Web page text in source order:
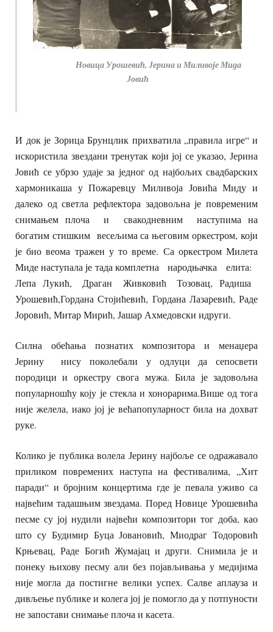
Новица Урошевић, Јерина и Миливоје Мида
Јовић
И док је Зорица Брунцлик прихватила „правила игре“ и
искористила звездани тренутак који јој се указао, Јерина
Јовић се убрзо удаје за једног од најбољих свадбарских
хармоникаша у Пожаревцу Миливоја Јовића Миду и
далеко од светла рефлектора задовољна је повременим
снимањем плоча и свакодневним наступима на
богатим стишким весељима са његовим оркестром, који
је био веома тражен у то време. Са оркестром Милета
Миде наступала је тада комплетна народњачка елита:
Лепа Лукић, Драган Живковић Тозовац, Радиша
Урошевић,Гордана Стојићевић, Гордана Лазаревић, Раде
Јоровић, Митар Мирић, Јашар Ахмедовски идруги.
Силна обећања познатих композитора и менаџера
Јерину нису поколебали у одлуци да сепосвети
породици и оркестру свога мужа. Била је задовољна
популарношћу коју је стекла и хонорарима.Више од тога
није желела, иако јој је већапопуларност била на дохват
руке.
Колико је публика волела Јерину најбоље се одражавало
приликом повремених наступа на фестивалима, „Хит
паради“ и бројним концертима где је певала уживо са
највећим тадашњим звездама. Поред Новице Урошевића
песме су јој нудили највећи композитори тог доба, као
што су Будимир Буца Јовановић, Миодраг Тодоровић
Крњевац, Раде Богић Жумајац и други. Снимила је и
понеку њихову песму али без појављивања у медијима
није могла да постигне велики успех. Салве аплауза и
дивљење публике и колега јој је помогло да у потпуности
не запостави снимање плоча и касета.